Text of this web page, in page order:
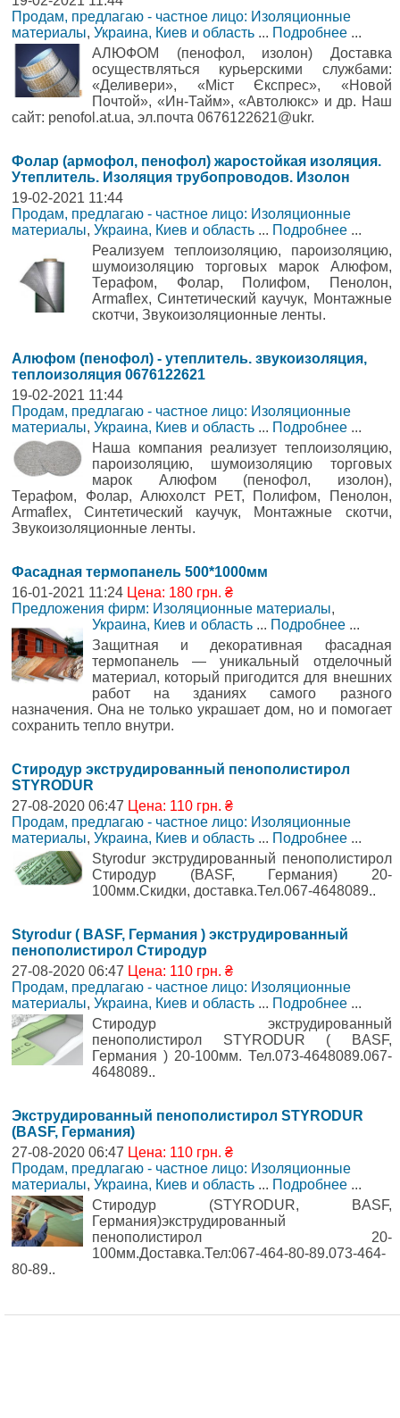
Продам, предлагаю - частное лицо: Изоляционные
материалы, Украина, Киев и область ... Подробнее ...
АЛЮФОМ (пенофол, изолон) Доставка
осуществляться курьерскими службами:
«Деливери», «Міст Єкспрес», «Новой
Почтой», «Ин-Тайм», «Автолюкс» и др. Наш
сайт: penofol.at.ua, эл.почта 0676122621@ukr.
Фолар (армофол, пенофол) жаростойкая изоляция.
Утеплитель. Изоляция трубопроводов. Изолон
19-02-2021 11:44
Продам, предлагаю - частное лицо: Изоляционные
материалы, Украина, Киев и область ... Подробнее ...
Реализуем теплоизоляцию, пароизоляцию,
шумоизоляцию торговых марок Алюфом,
Терафом, Фолар, Полифом, Пенолон,
Armaflex, Синтетический каучук, Монтажные
скотчи, Звукоизоляционные ленты.
Алюфом (пенофол) - утеплитель. звукоизоляция,
теплоизоляция 0676122621
19-02-2021 11:44
Продам, предлагаю - частное лицо: Изоляционные
материалы, Украина, Киев и область ... Подробнее ...
Наша компания реализует теплоизоляцию,
пароизоляцию, шумоизоляцию торговых
марок Алюфом (пенофол, изолон),
Терафом, Фолар, Алюхолст РЕТ, Полифом, Пенолон,
Armaflex, Синтетический каучук, Монтажные скотчи,
Звукоизоляционные ленты.
Фасадная термопанель 500*1000мм
16-01-2021 11:24 Цена: 180 грн. ₴
Предложения фирм: Изоляционные материалы,
Украина, Киев и область ... Подробнее ...
Защитная и декоративная фасадная
термопанель — уникальный отделочный
материал, который пригодится для внешних
работ на зданиях самого разного
назначения. Она не только украшает дом, но и помогает
сохранить тепло внутри.
Стиродур экструдированный пенополистирол
STYRODUR
27-08-2020 06:47 Цена: 110 грн. ₴
Продам, предлагаю - частное лицо: Изоляционные
материалы, Украина, Киев и область ... Подробнее ...
Styrodur экструдированный пенополистирол
Стиродур (BASF, Германия) 20-
100мм.Скидки, доставка.Тел.067-4648089..
Styrodur ( BASF, Германия ) экструдированный
пенополистирол Стиродур
27-08-2020 06:47 Цена: 110 грн. ₴
Продам, предлагаю - частное лицо: Изоляционные
материалы, Украина, Киев и область ... Подробнее ...
Стиродур экструдированный
пенополистирол STYRODUR ( BASF,
Германия ) 20-100мм. Тел.073-4648089.067-
4648089..
Экструдированный пенополистирол STYRODUR
(BASF, Германия)
27-08-2020 06:47 Цена: 110 грн. ₴
Продам, предлагаю - частное лицо: Изоляционные
материалы, Украина, Киев и область ... Подробнее ...
Стиродур (STYRODUR, BASF,
Германия)экструдированный
пенополистирол 20-
100мм.Доставка.Тел:067-464-80-89.073-464-
80-89..